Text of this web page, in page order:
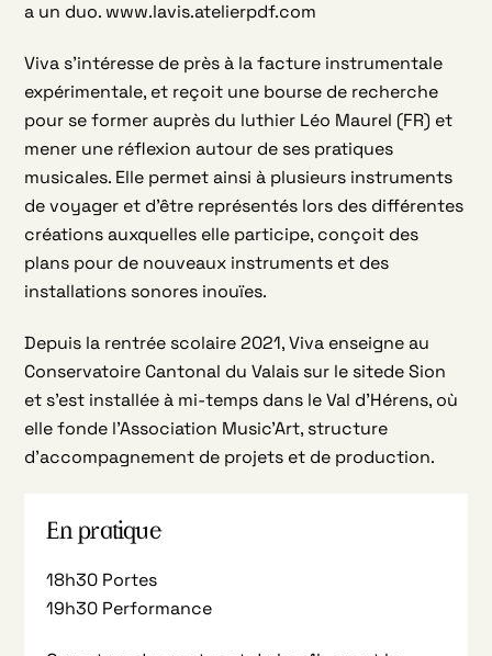
a un duo. www.lavis.atelierpdf.com
Viva s’intéresse de près à la facture instrumentale
expérimentale, et reçoit une bourse de recherche
pour se former auprès du luthier Léo Maurel (FR) et
mener une réflexion autour de ses pratiques
musicales. Elle permet ainsi à plusieurs instruments
de voyager et d’être représentés lors des différentes
créations auxquelles elle participe, conçoit des
plans pour de nouveaux instruments et des
installations sonores inouïes.
Depuis la rentrée scolaire 2021, Viva enseigne au
Conservatoire Cantonal du Valais sur le sitede Sion
et s’est installée à mi-temps dans le Val d’Hérens, où
elle fonde l’Association Music’Art, structure
d’accompagnement de projets et de production.
En pratique
18h30 Portes
19h30 Performance